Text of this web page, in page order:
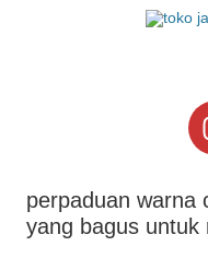
perpaduan warna
yang bagus untuk